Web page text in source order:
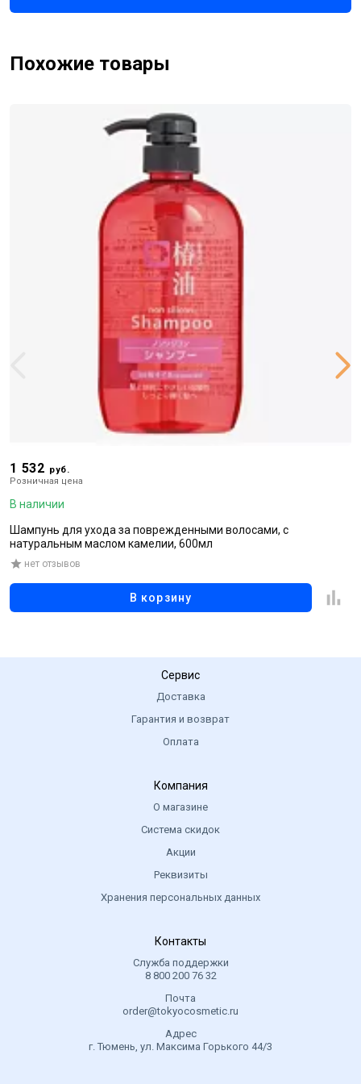
Похожие товары
1 532 руб.
Розничная цена
В наличии
Шампунь для ухода за поврежденными волосами, с
натуральным маслом камелии, 600мл
нет отзывов
В корзину
Сервис
Доставка
Гарантия и возврат
Оплата
Компания
О магазине
Система скидок
Акции
Реквизиты
Хранения персональных данных
Контакты
Служба поддержки
8 800 200 76 32
Почта
order@tokyocosmetic.ru
Адрес
г. Тюмень, ул. Максима Горького 44/3